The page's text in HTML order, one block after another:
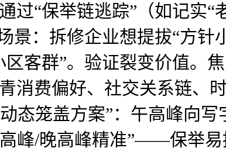
“保举链逃踪”（如记实
景：拆修企业想提拔“方
客群”。验证裂变价值。
费偏好、社交关系链、
态笼盖方案”：午高峰向
峰/晚高峰精准”——保举